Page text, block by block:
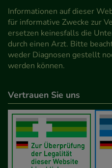
Informationen auf dieser
für informative Zwecke zur
ersetzen keinesfalls die
durch einen Arzt. Bitte
weder Diagnosen gestellt
werden können.
Vertrauen Sie uns